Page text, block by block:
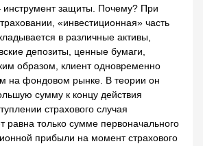
защиты. Почему? При
«инвестиционная» часть
в различные активы,
депозиты, ценные бумаги,
образом, клиент одновременно
на фондовом рынке. В теории он
сумму к концу действия
страхового случая
равна только сумме первоначального
прибыли на момент страхового